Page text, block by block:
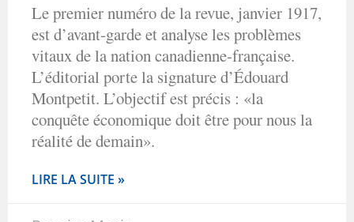
Le premier numéro de la revue, janvier 1917,
est d’avant-garde et analyse les problèmes
vitaux de la nation canadienne-française.
L’éditorial porte la signature d’Édouard
Montpetit. L’objectif est précis : «la
conquête économique doit être pour nous la
réalité de demain».
LIRE LA SUITE »